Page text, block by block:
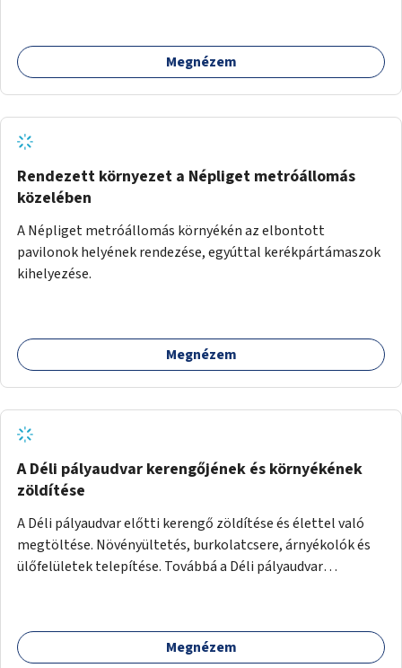
Megnézem
Rendezett környezet a Népliget metróállomás
közelében
A Népliget metróállomás környékén az elbontott
pavilonok helyének rendezése, egyúttal kerékpártámaszok
kihelyezése.
Megnézem
A Déli pályaudvar kerengőjének és környékének
zöldítése
A Déli pályaudvar előtti kerengő zöldítése és élettel való
megtöltése. Növényültetés, burkolatcsere, árnyékolók és
ülőfelületek telepítése. Továbbá a Déli pályaudvar
Megnézem